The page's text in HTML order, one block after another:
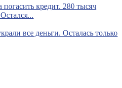
кредит. 280 тысяч
все деньги. Осталась только